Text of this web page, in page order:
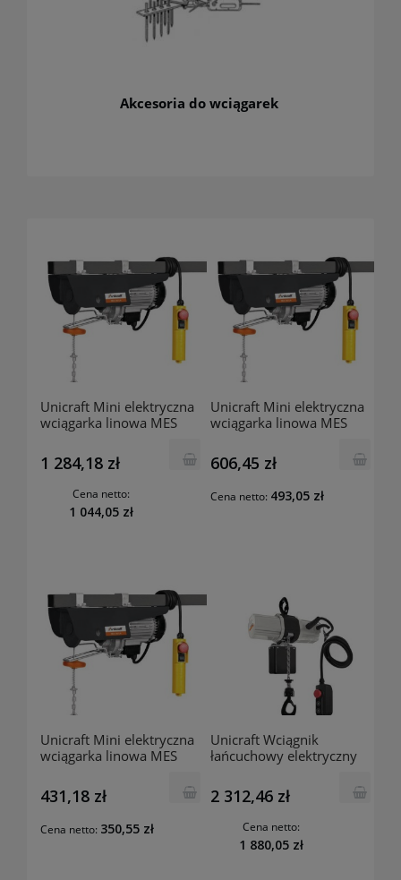
Akcesoria do wciągarek
Unicraft Mini elektryczna
wciągarka linowa MES
1 284,18 zł
Cena netto:
1 044,05 zł
Unicraft Mini elektryczna
wciągarka linowa MES
606,45 zł
Cena netto: 493,05 zł
Unicraft Mini elektryczna
wciągarka linowa MES
431,18 zł
Cena netto: 350,55 zł
Unicraft Wciągnik
łańcuchowy elektryczny
2 312,46 zł
Cena netto:
1 880,05 zł